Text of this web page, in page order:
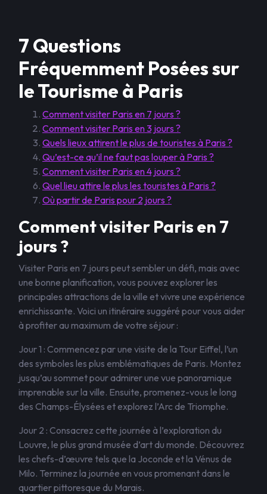
7 Questions
Fréquemment Posées sur
le Tourisme à Paris
Comment visiter Paris en 7 jours ?
Comment visiter Paris en 3 jours ?
Quels lieux attirent le plus de touristes à Paris ?
Qu’est-ce qu’il ne faut pas louper à Paris ?
Comment visiter Paris en 4 jours ?
Quel lieu attire le plus les touristes à Paris ?
Où partir de Paris pour 2 jours ?
Comment visiter Paris en 7
jours ?
Visiter Paris en 7 jours peut sembler un défi, mais avec
une bonne planification, vous pouvez explorer les
principales attractions de la ville et vivre une expérience
enrichissante. Voici un itinéraire suggéré pour vous aider
à profiter au maximum de votre séjour :
Jour 1 : Commencez par une visite de la Tour Eiffel, l’un
des symboles les plus emblématiques de Paris. Montez
jusqu’au sommet pour admirer une vue panoramique
imprenable sur la ville. Ensuite, promenez-vous le long
des Champs-Élysées et explorez l’Arc de Triomphe.
Jour 2 : Consacrez cette journée à l’exploration du
Louvre, le plus grand musée d’art du monde. Découvrez
les chefs-d’œuvre tels que la Joconde et la Vénus de
Milo. Terminez la journée en vous promenant dans le
quartier pittoresque du Marais.